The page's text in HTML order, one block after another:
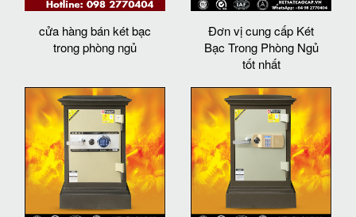
cửa hàng bán két bạc
trong phòng ngủ
Đơn vị cung cấp Két
Bạc Trong Phòng Ngủ
tốt nhất